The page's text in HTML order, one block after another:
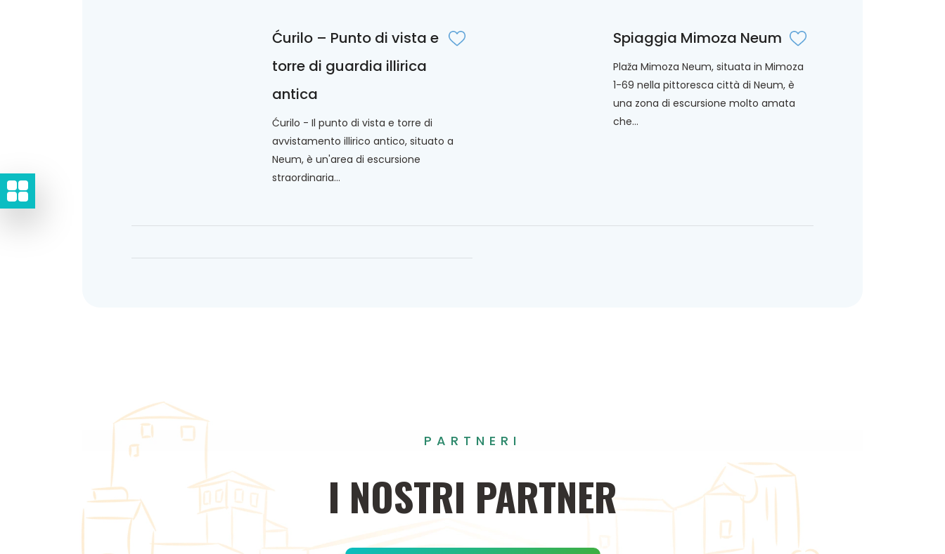
Ćurilo – Punto di vista e
torre di guardia illirica
antica
Ćurilo - Il punto di vista e torre di
avvistamento illirico antico, situato a
Neum, è un'area di escursione
straordinaria...
Spiaggia Mimoza Neum
Plaža Mimoza Neum, situata in Mimoza
1-69 nella pittoresca città di Neum, è
una zona di escursione molto amata
che...
PARTNERI
I NOSTRI PARTNER